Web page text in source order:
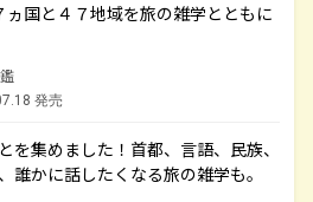
ヵ国と４７地域を旅の雑学とともに
発売
を集めました！首都、言語、民族、
誰かに話したくなる旅の雑学も。